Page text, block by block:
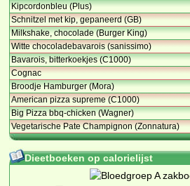
Kipcordonbleu (Plus)
Schnitzel met kip, gepaneerd (GB)
Milkshake, chocolade (Burger King)
Witte chocoladebavarois (sanissimo)
Bavarois, bitterkoekjes (C1000)
Cognac
Broodje Hamburger (Mora)
American pizza supreme (C1000)
Big Pizza bbq-chicken (Wagner)
Vegetarische Pate Champignon (Zonnatura)
Dieetboeken op calorielijst